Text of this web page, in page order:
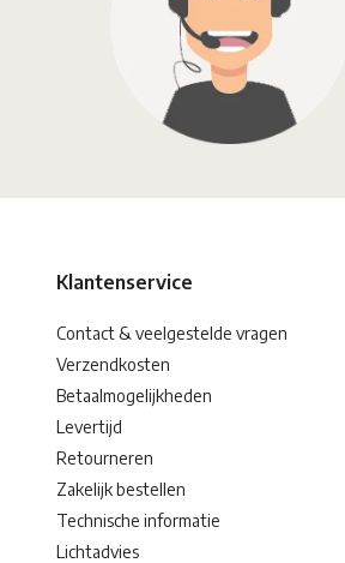
Klantenservice
Contact & veelgestelde vragen
Verzendkosten
Betaalmogelijkheden
Levertijd
Retourneren
Zakelijk bestellen
Technische informatie
Lichtadvies